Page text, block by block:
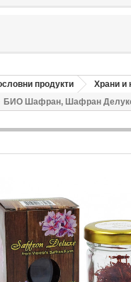
продукти
Храни и
БИО Шафран, Шафран